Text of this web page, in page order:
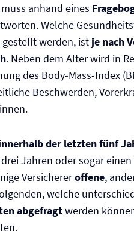
anhand eines
Welche
werden, ist je nach
. Neben dem Alter wird in
des Body-Mass-Index
Beschwerden,
der letzten fünf
Jahren oder sogar
Versichereroffene,
welche
abgefragtwerden